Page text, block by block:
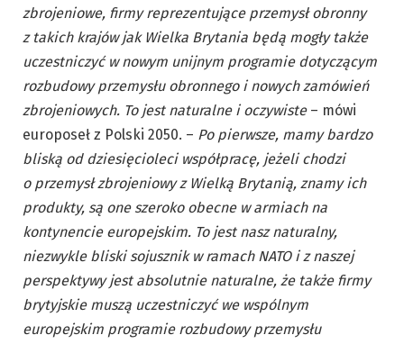
zbrojeniowe, firmy reprezentujące przemysł obronny
z takich krajów jak Wielka Brytania będą mogły także
uczestniczyć w nowym unijnym programie dotyczącym
rozbudowy przemysłu obronnego i nowych zamówień
zbrojeniowych. To jest naturalne i oczywiste – mówi
europoseł z Polski 2050. – Po pierwsze, mamy bardzo
bliską od dziesięcioleci współpracę, jeżeli chodzi
o przemysł zbrojeniowy z Wielką Brytanią, znamy ich
produkty, są one szeroko obecne w armiach na
kontynencie europejskim. To jest nasz naturalny,
niezwykle bliski sojusznik w ramach NATO i z naszej
perspektywy jest absolutnie naturalne, że także firmy
brytyjskie muszą uczestniczyć we wspólnym
europejskim programie rozbudowy przemysłu